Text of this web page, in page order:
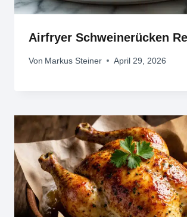
Airfryer Schweinerücken
Von Markus Steiner April 29, 2026